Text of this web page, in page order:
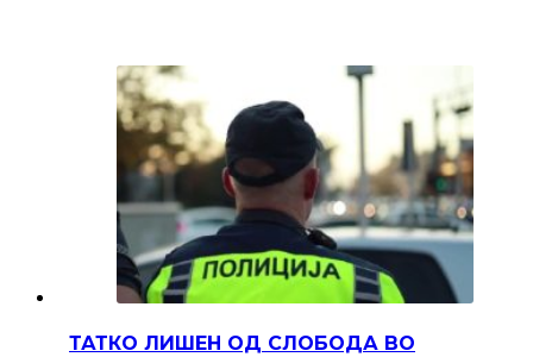
ТАТКО ЛИШЕН ОД СЛОБОДА ВО